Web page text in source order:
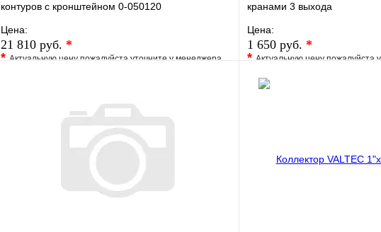
контуров с кронштейном 0-050120
Цена:
21 810 руб. *
*Актуальную цену пожалуйста уточните у менеджера
В корзину
кранами 3 выхода
Цена:
1 650 руб. *
*Актуальную цену пожалуйста
В избранное